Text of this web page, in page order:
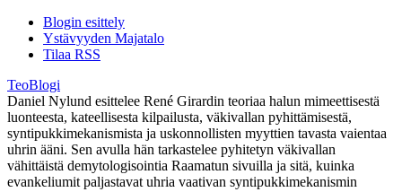
Blogin esittely
Ystävyyden Majatalo
Tilaa RSS
TeoBlogi
Daniel Nylund esittelee René Girardin teoriaa halun mimeettisestä
luonteesta, kateellisesta kilpailusta, väkivallan pyhittämisestä,
syntipukkimekanismista ja uskonnollisten myyttien tavasta vaientaa
uhrin ääni. Sen avulla hän tarkastelee pyhitetyn väkivallan
vähittäistä demytologisointia Raamatun sivuilla ja sitä, kuinka
evankeliumit paljastavat uhria vaativan syntipukkimekanismin